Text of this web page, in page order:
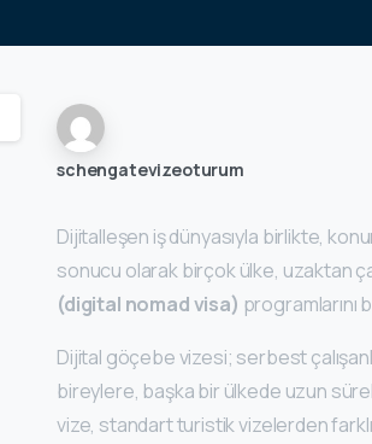
schengatevizeoturum
Dijitalleşen iş dünyasıyla birlikte,
sonucu olarak birçok ülke, uzaktan
(digital nomad visa) programlarını
Dijital göçebe vizesi; serbest
bireylere, başka bir ülkede uzun
vize, standart turistik vizelerden